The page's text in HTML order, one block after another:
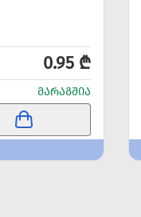
0.95 ₾
ᲛᲐᲠᲐᲒᲨᲘᲐ